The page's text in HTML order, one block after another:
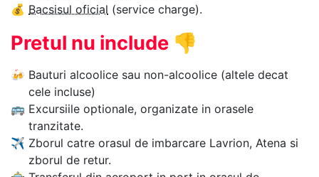
💰 Bacsisul oficial (service charge).
Pretul nu include 👎
🍻 Bauturi alcoolice sau non-alcoolice (altele decat
cele incluse)
🚌 Excursiile optionale, organizate in orasele
tranzitate.
✈ Zborul catre orasul de imbarcare Lavrion, Atena si
zborul de retur.